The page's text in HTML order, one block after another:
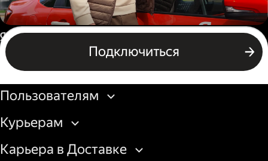
Автокурьер
Подключиться
Подключиться
Россия
Бизнесу
Пользователям
Курьерам
Карьера в Доставке